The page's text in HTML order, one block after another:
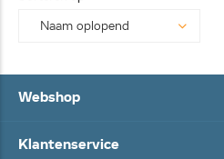
Webshop
Klantenservice